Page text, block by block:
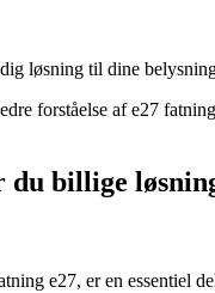
løsning til dine
forståelse af e27
billige
e27, er en essentiel